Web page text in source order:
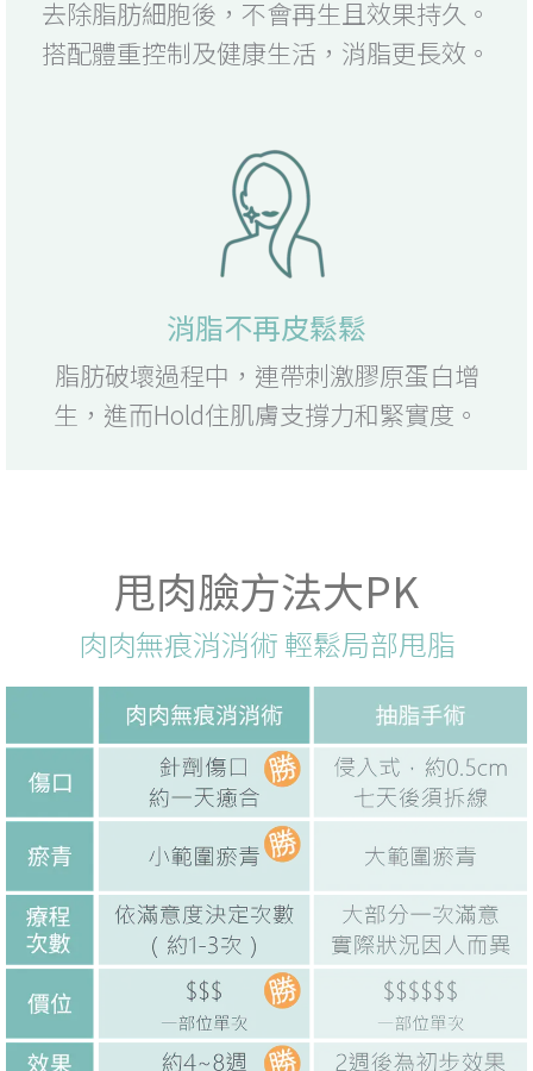
去除脂肪細胞後，不會再生且效果持久。
搭配體重控制及健康生活，消脂更長效。
消脂不再皮鬆鬆
脂肪破壞過程中，連帶刺激膠原蛋白增
生，進而Hold住肌膚支撐力和緊實度。
甩肉臉方法大PK
肉肉無痕消消術 輕鬆局部甩脂